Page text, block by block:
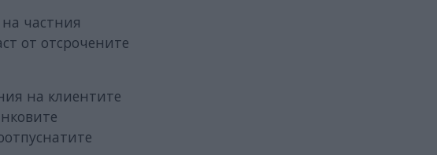
частния
от отсрочените
на клиентите